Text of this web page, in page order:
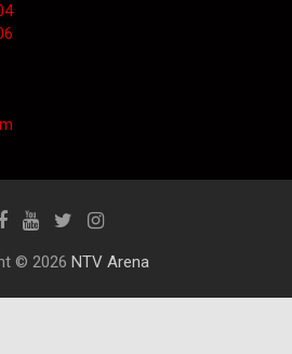
© 2026 NTV Arena